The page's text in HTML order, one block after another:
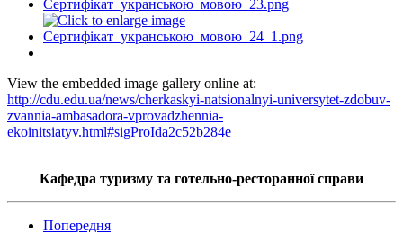
View the embedded image gallery online at:
http://cdu.edu.ua/news/cherkaskyi-natsionalnyi-universytet-zdobuv-
zvannia-ambasadora-vprovadzhennia-
ekoinitsiatyv.html#sigProIda2c52b284e
Кафедра туризму та готельно-ресторанної справи
Попередня